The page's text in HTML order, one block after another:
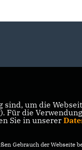
sind, um die
Für die
Sie in unserer
Gebrauch der Webseite